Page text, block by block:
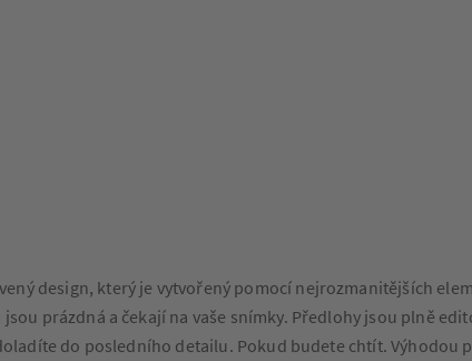
design, který je vytvořený pomocí nejrozmanitějších
prázdná a čekají na vaše snímky. Předlohy jsou plně
do posledního detailu. Pokud budete chtít. Výhodou